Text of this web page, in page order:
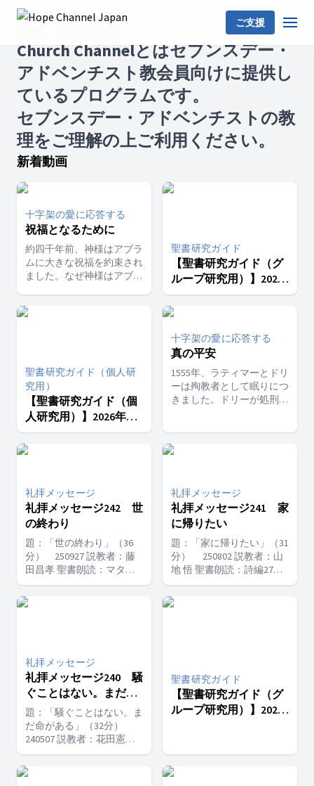
ご支援
Church Channelとはセブンスデー・
アドベンチスト教会員向けに提供し
ているプログラムです。
セブンスデー・アドベンチストの教
理をご理解の上ご利用ください。
新着動画
十字架の愛に応答する
祝福となるために
約四千年前、神様はアブラ
ムに大きな祝福を約束され
ました。なぜ神様はアブラ
人々への祝福となるためで
めに祝福された」のです。
さらに約二千年前、イエス
さまは弟子たちに、自ら受
けた恵みを惜しみなく分か
ち合うよう勧められまし
た。「与えなさい。そうす
れば、あなたがたにも与え
よくして、ふところに入れ
てもらえる。あなたがたは
自分の量る秤で量り返され
るからである。」ルカによ
る福音書6章38節イエスさ
まがこの言葉を語られて以
来、真の弟子たちはこの教
えに従って生きようとして
きました。使徒パウロは、
富を持つ者たちに対して、
テへの手紙一6章18節）、
と勧めています。
聖書研究ガイド
【聖書研究ガイド（グ
ループ研究用）】2026
年３期６課 霊的な賜
物
聖書研究ガイド（個人研
究用）
【聖書研究ガイド（個
人研究用）】2026年３
期６課 霊的な賜物
十字架の愛に応答する
真の平安
1555年、ラティマーとドリ
ーは殉教者として眠りにつ
きました。ドリーが処刑さ
しかしドリーは丁寧にその
ば、私は今夜、これまでの
人生で最も静かに眠るつも
りです。」どうしてドリー
は、すべてを失おうとして
いる時に、そのような平安
を持つことができたのでし
ょうか。なぜ裕福で健康な
人々の中に強い不安を抱え
る人がいる一方で、貧しい
く、「神様が共にいてくだ
さること」だと理解するよ
うになります。真の平安
は、外側の状況によるので
大きな富が必要なのでもあ
礼拝メッセージ
礼拝メッセージ242 世
の終わり
題：「世の終わり」（36
分） 250927 説教者：藤
田昌孝 聖書朗読：マタイ
による福音書24章14節 瞑
想の言葉：使徒行伝16章
30、31節 「それから、ふ
きでしょうか』。ふたりが
言った、『主イエスを信じ
なさい。そうしたら、あな
たもあなたの家族も救われ
ます』。」 始めの讃美
歌：希望の讃美歌128番 終
わりの讃美歌：希望の讃美
歌314節
礼拝メッセージ
礼拝メッセージ241 家
に帰りたい
題：「家に帰りたい」（31
分） 250802 説教者：山
地 悟 聖書朗読：詩編27編
４節 瞑想の言葉：詩編27
編８節（新共同訳） 「心
よ、主はお前に言われる／
14番 終わりの讃美歌：希
望の讃美歌313番
礼拝メッセージ
礼拝メッセージ240 騒
ぐことはない。まだ命
がある
題：「騒ぐことはない。ま
だ命がある」（32分）
240507 説教者：花田憲彦
聖書朗読：ペテロの第一の
手紙５章８～11節 瞑想の
言葉：E・G・ホワイト
聖書研究ガイド
【聖書研究ガイド（グ
ループ研究用）】2026